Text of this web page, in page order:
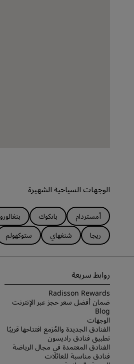
الوجهات السياحية الشهيرة
أمستردام بانكوك بنغالورو
ريجا
شنغهاي ستوكهولم
روابط سريعة
Radisson Rewards
ضمان أفضل سعر حجز عبر الإنترنت
Blog
الوجهات
الفنادق الجديدة والمُزمع افتتاحها قريبًا
تطبيق فنادق راديسون
الفنادق المعتمدة في مجال الرياضة
فنادق مناسبة للعائلات